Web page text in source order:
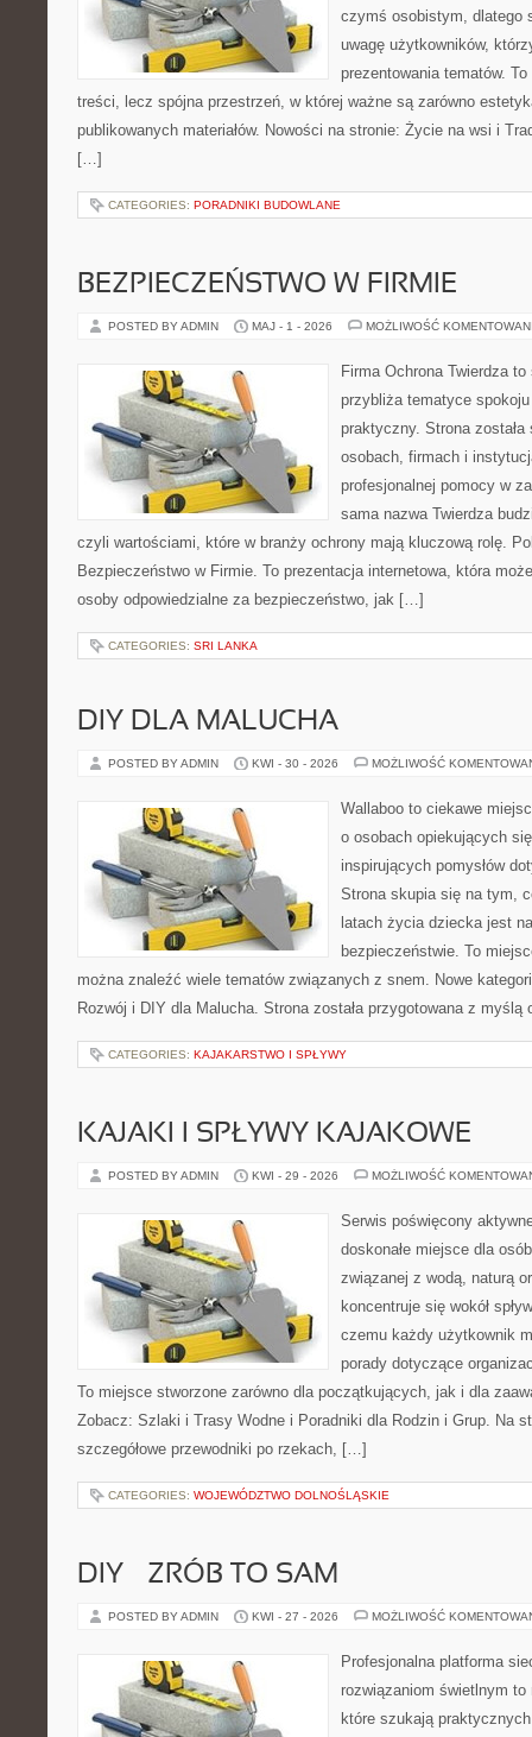
czymś osobistym, dlatego
uwagę użytkowników,
prezentowania tematów.
treści, lecz spójna przestrzeń, w której ważne są zarówno
publikowanych materiałów. Nowości na stronie: Życie na wsi i
[…]
CATEGORIES: PORADNIKI BUDOWLANE
BEZPIECZEŃSTWO W FIRMIE
POSTED BY ADMIN MAJ - 1 - 2026 MOŻLIWOŚĆ
Firma Ochrona Twierdza
przybliża tematyce
praktyczny. Strona
osobach, firmach i
profesjonalnej pomocy w
sama nazwa Twierdza
czyli wartościami, które w branży ochrony mają kluczową rolę.
Bezpieczeństwo w Firmie. To prezentacja internetowa, która
osoby odpowiedzialne za bezpieczeństwo, jak […]
CATEGORIES: SRI LANKA
DIY DLA MALUCHA
POSTED BY ADMIN KWI - 30 - 2026 MOŻLIWOŚĆ
Wallaboo to ciekawe
o osobach opiekujących
inspirujących pomysłów
Strona skupia się na tym,
latach życia dziecka jest
bezpieczeństwie. To
można znaleźć wiele tematów związanych z snem. Nowe
Rozwój i DIY dla Malucha. Strona została przygotowana z
CATEGORIES: KAJAKARSTWO I SPŁYWY
KAJAKI I SPŁYWY KAJAKOWE
POSTED BY ADMIN KWI - 29 - 2026 MOŻLIWOŚĆ
Serwis poświęcony
doskonałe miejsce dla
związanej z wodą, naturą
koncentruje się wokół
czemu każdy użytkownik
porady dotyczące
To miejsce stworzone zarówno dla początkujących, jak i dla
Zobacz: Szlaki i Trasy Wodne i Poradniki dla Rodzin i Grup. Na
szczegółowe przewodniki po rzekach, […]
CATEGORIES: WOJEWÓDZTWO DOLNOŚLĄSKIE
DIY – ZRÓB TO SAM
POSTED BY ADMIN KWI - 27 - 2026 MOŻLIWOŚĆ
Profesjonalna platforma
rozwiązaniom świetlnym
które szukają